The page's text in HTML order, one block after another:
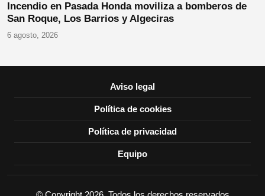
Incendio en Pasada Honda moviliza a bomberos de
San Roque, Los Barrios y Algeciras
6 agosto, 2026
Aviso legal
Política de cookies
Política de privacidad
Equipo